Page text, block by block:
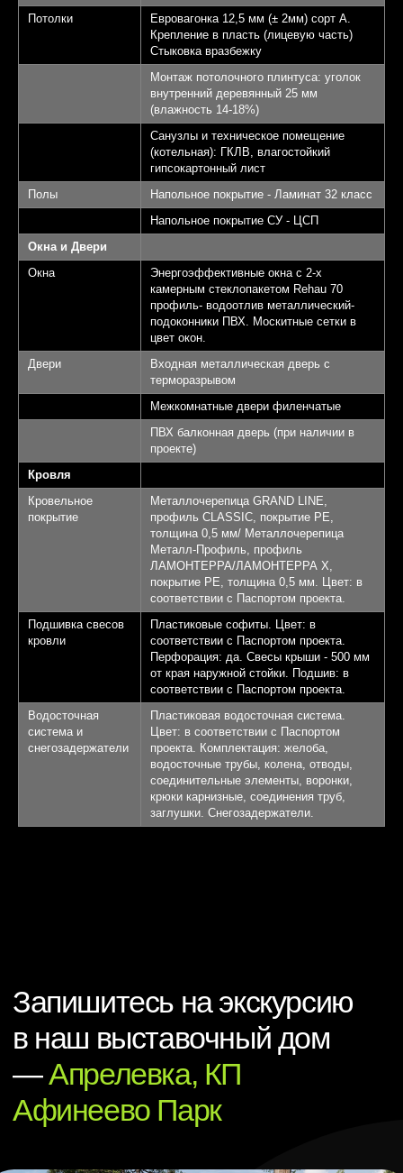
Потолки
Евровагонка 12,5 мм (± 2мм) сорт А.
Крепление в пласть (лицевую часть)
Стыковка вразбежку
Монтаж потолочного плинтуса: уголок
внутренний деревянный 25 мм
(влажность 14-18%)
Санузлы и техническое помещение
(котельная): ГКЛВ, влагостойкий
гипсокартонный лист
Полы
Напольное покрытие - Ламинат 32 класс
Напольное покрытие СУ - ЦСП
Окна и Двери
Окна
Энергоэффективные окна с 2-х
камерным стеклопакетом Rehau 70
профиль- водоотлив металлический-
подоконники ПВХ. Москитные сетки в
цвет окон.
Двери
Входная металлическая дверь с
терморазрывом
Межкомнатные двери филенчатые
ПВХ балконная дверь (при наличии в
проекте)
Кровля
Кровельное
покрытие
Металлочерепица GRAND LINE,
профиль CLASSIC, покрытие PE,
толщина 0,5 мм/ Металлочерепица
Металл-Профиль, профиль
ЛАМОНТЕРРА/ЛАМОНТЕРРА Х,
покрытие PE, толщина 0,5 мм. Цвет: в
соответствии с Паспортом проекта.
Подшивка свесов
кровли
Пластиковые софиты. Цвет: в
соответствии с Паспортом проекта.
Перфорация: да. Свесы крыши - 500 мм
от края наружной стойки. Подшив: в
соответствии с Паспортом проекта.
Водосточная
система и
снегозадержатели
Пластиковая водосточная система.
Цвет: в соответствии с Паспортом
проекта. Комплектация: желоба,
водосточные трубы, колена, отводы,
соединительные элементы, воронки,
крюки карнизные, соединения труб,
заглушки. Снегозадержатели.